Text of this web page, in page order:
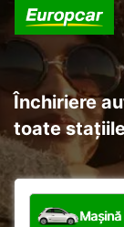
Închiriere
toate
Ce tip de
Mașină